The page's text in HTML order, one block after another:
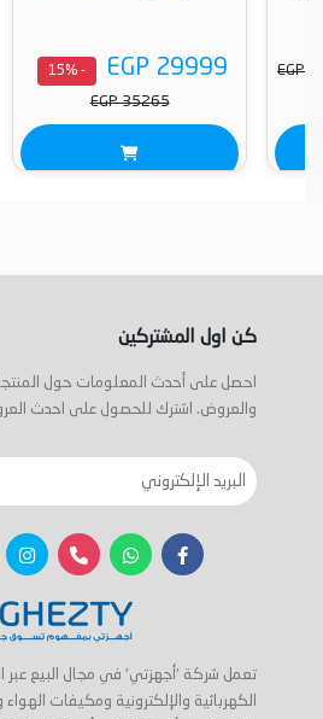
EGP 29999
- 15%
EGP 35265
كن اول المشتركين
احصل على أحدث المعلومات حول
والعروض. اشترك للحصول على احدث
تعمل شركة 'أجهزتي' في مجال البيع عبر
الكهربائية والإلكترونية ومكيفات